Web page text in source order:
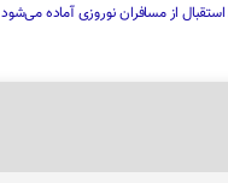
از مسافران نوروزی آماده می‌شود